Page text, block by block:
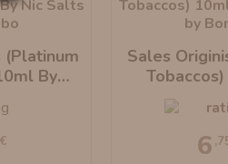
(Platinum
By
Sales
6